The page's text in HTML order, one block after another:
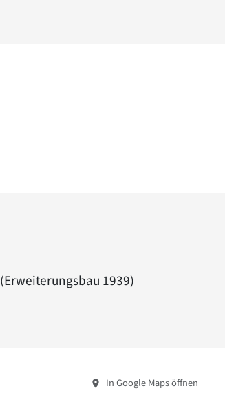
(Erweiterungsbau 1939)
In Google Maps öffnen